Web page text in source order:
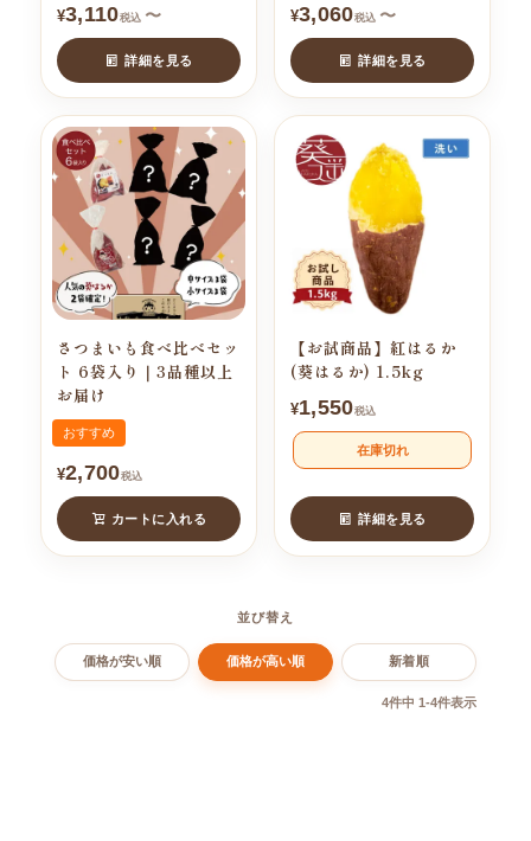
¥3,110税込 〜
詳細を見る
¥3,060税込 〜
詳細を見る
さつまいも食べ比べセッ
ト 6袋入り｜3品種以上
お届け
おすすめ
¥2,700税込
カートに入れる
【お試商品】紅はるか
(葵はるか) 1.5kg
¥1,550税込
在庫切れ
詳細を見る
並び替え
価格が安い順 価格が高い順 新着順
4件中 1-4件表示